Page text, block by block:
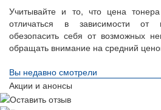
Учитывайте и то, что цена
отличаться в зависимости от
обезопасить себя от возможных
обращать внимание на средний
Вы недавно смотрели
Акции и анонсы